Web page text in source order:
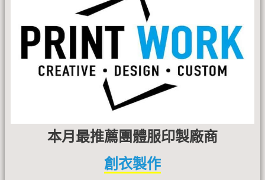
本月最推薦團體服印製廠商
創衣製作